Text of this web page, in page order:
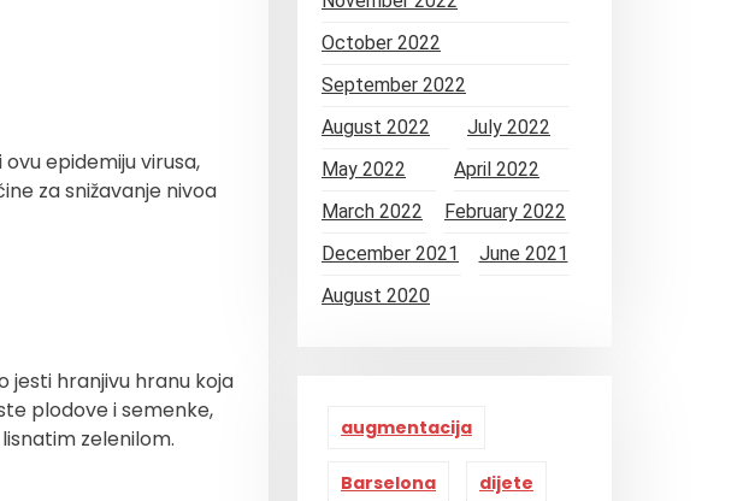
epidemiju virusa,
za snižavanje nivoa
jesti hranjivu hranu koja
plodove i semenke,
zelenilom.
October 2022
September 2022
August 2022
July 2022
May 2022
April 2022
March 2022
February 2022
December 2021
June 2021
August 2020
augmentacija
Barselona dijete